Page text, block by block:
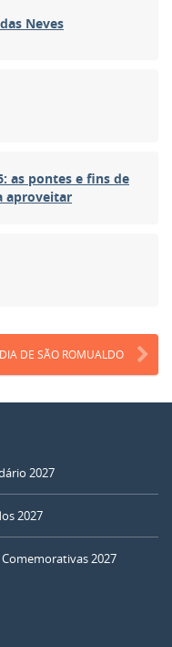
Neves
as pontes e fins de
aproveitar
DIA DE SÃO ROMUALDO
2027
2027
Comemorativas 2027